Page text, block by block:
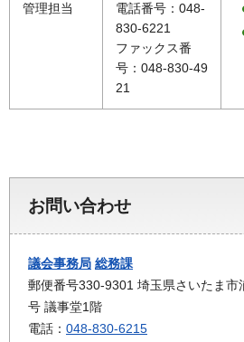
管理担当
電話番号：048-
830-6221
ファックス番
号：048-830-49
21
お問い合わせ
議会事務局 総務課
郵便番号330-9301 埼玉県さいたま市
号 議事堂1階
電話： 048-830-6215